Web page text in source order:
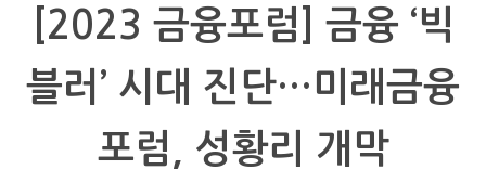
[2023 금융포럼] 금융 ‘빅
블러’ 시대 진단…미래금융
포럼, 성황리 개막